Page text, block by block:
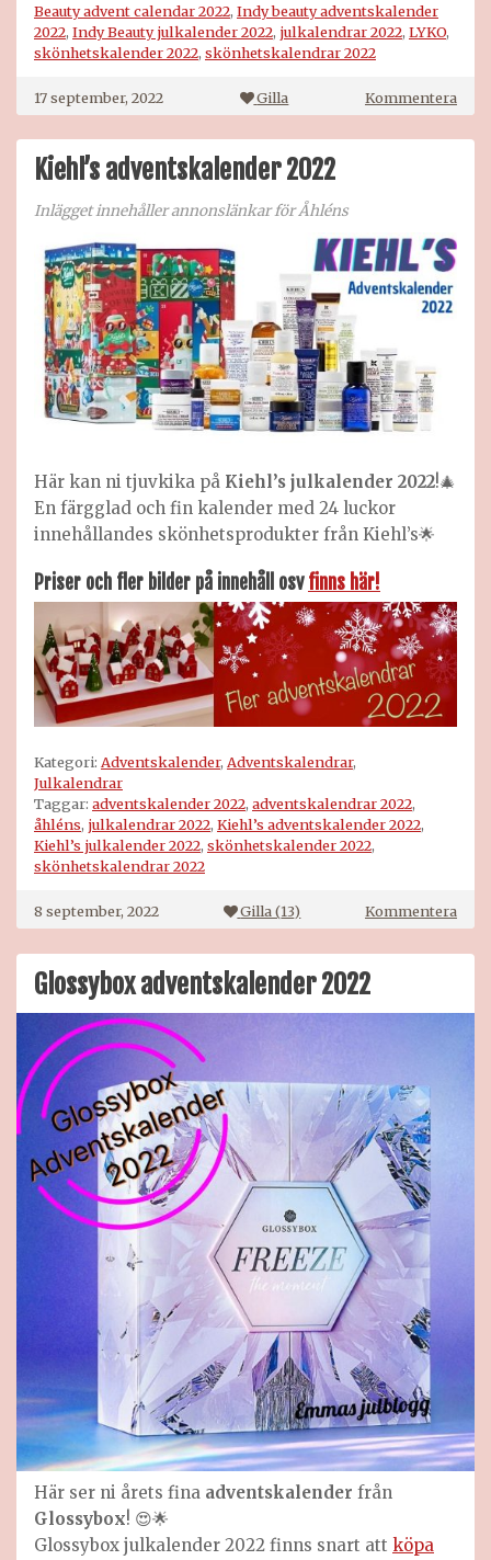
Beauty advent calendar 2022, Indy beauty adventskalender
2022, Indy Beauty julkalender 2022, julkalendrar 2022, LYKO,
skönhetskalender 2022, skönhetskalendrar 2022
17 september, 2022 Gilla Kommenterapå
Indy
Kiehl’s adventskalender 2022
Inlägget innehåller annonslänkar för Åhléns
Här kan ni tjuvkika på Kiehl’s julkalender 2022!🎄
En färgglad och fin kalender med 24 luckor
innehållandes skönhetsprodukter från Kiehl’s🌟
Priser och fler bilder på innehåll osvfinns här!
Kategori: Adventskalender, Adventskalendrar,
Julkalendrar
Taggar: adventskalender 2022, adventskalendrar 2022,
åhléns, julkalendrar 2022, Kiehl’s adventskalender 2022,
Kiehl’s julkalender 2022, skönhetskalender 2022,
skönhetskalendrar 2022
8 september, 2022 Gilla (13) Kommenterapå
Glossybox adventskalender 2022
Här ser ni årets fina adventskalender från
Glossybox! 😍🌟
Glossybox julkalender 2022 finns snart att köpa